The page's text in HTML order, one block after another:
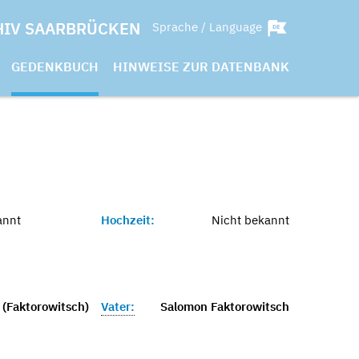
SAARBRÜCKEN Sprache / Language
GEDENKBUCH HINWEISE ZUR DATENBANK
Hochzeit: Nicht bekannt
(Faktorowitsch) Vater: Salomon Faktorowitsch